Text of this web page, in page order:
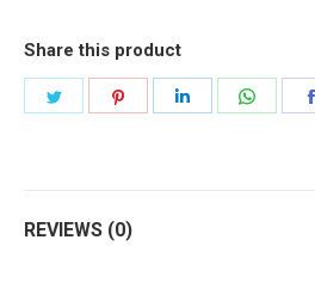
(76mm)
สีดำ
quantity
Share this product
REVIEWS (0)